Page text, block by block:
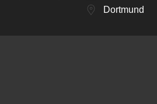
Dortmund